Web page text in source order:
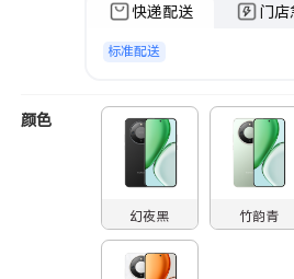
快递配送 门店
标准配送
颜色
幻夜黑 竹韵青